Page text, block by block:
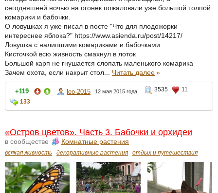
сегодняшней ночью на огонек пожаловали уже большой толпой
комарики и бабочки.
О ловушках я уже писал в посте "Что для плодожорки
интереснее яблока?" https://www.asienda.ru/post/14217/
Ловушка с налипшими комариками и бабочками
Кисточкой всю живность смахнул в лоток
Большой карп не гнушается слопать маленького комарика
Зачем охота, если накрыт стол... Читать далее»
+119 leo-2015 12 мая 2015 года 3535
11
133
«Остров цветов». Часть 3. Бабочки и орхидеи
в сообществе Комнатные растения
всякая живность декоративные растения отдых и путешествия